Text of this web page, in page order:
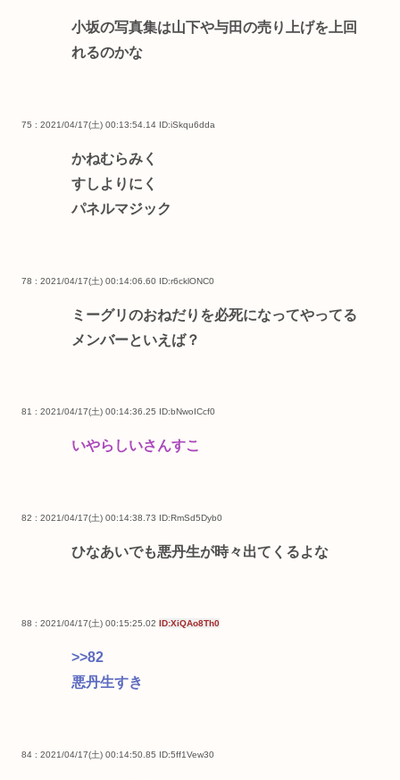
小坂の写真集は山下や与田の売り上げを上回
れるのかな
75 : 2021/04/17(土) 00:13:54.14 ID:iSkqu6dda
かねむらみく
すしよりにく
パネルマジック
78 : 2021/04/17(土) 00:14:06.60 ID:r6cklONC0
ミーグリのおねだりを必死になってやってる
メンバーといえば？
81 : 2021/04/17(土) 00:14:36.25 ID:bNwoICcf0
いやらしいさんすこ
82 : 2021/04/17(土) 00:14:38.73 ID:RmSd5Dyb0
ひなあいでも悪丹生が時々出てくるよな
88 : 2021/04/17(土) 00:15:25.02 ID:XiQAo8Th0
>>82
悪丹生すき
84 : 2021/04/17(土) 00:14:50.85 ID:5ff1Vew30